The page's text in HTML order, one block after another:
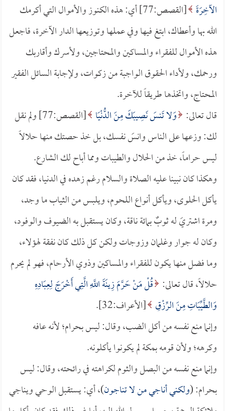
الآخِرَةَ
[القصص:77] أي: هذه الكنوز والأموال التي أكرمك
الله بها وأعطاك، ابتغ فيها وفي عملها وتوزيعها الدار الآخرة، فاجعل
هذه الأموال للفقراء والمساكين والمحتاجين، ولأسرك وأقاربك
ورحمك، ولأداء الحقوق الواجبة من زكوات، ولإجابة السائل الفقير
المحتاج، واتخذها طريقاً للآخرة.
قال تعالى: وَلا تَنسَ نَصِيبَكَ مِنَ الدُّنْيَا
[القصص:77] ولم نقل
لك: وزعها على الناس وانسَ نفسك، بل خذ حصتك منها حلالاً
ليس حراماً، خذ من الحلال والطيبات ومما أباح لك الشارع.
وهكذا كان نبينا عليه الصلاة والسلام رغم زهده في الدنيا، فقد كان
يأكل الحلوى، ويأكل أنواع اللحوم، ويلبس من الثياب ما وجد،
ومرة اشتريَ له ثوبٌ بمائة ناقة، وكان يستقبل به الضيوف والوفود،
وكان له جوار وغلمان وزوجات ولكن كل ذلك كان نفقة لهؤلاء،
وما فضل منها يكون للفقراء والمساكين وذوي الأرحام، فهو لم يحرم
حلالاً، قال تعالى: قُلْ مَنْ حَرَّمَ زِينَةَ اللَّهِ الَّتِي أَخْرَجَ لِعِبَادِهِ
وَالطَّيِّبَاتِ مِنَ الرِّزْقِ [الأعراف:32].
وإنما منع نفسه من أكل الضب، وقال: ليس بحرام؛ لأنه عافه
وكرهه؛ ولأن قومه بمكة لم يكونوا يأكلونه.
وإنما منع نفسه من البصل والثوم لكراهته في رائحته، وقال: ليس
بحرام: (ولكني أناجي من لا تناجون)، أي: يستقبل الوحي ويناجي